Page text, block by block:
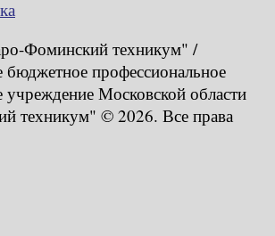
Фоминский техникум" /
бюджетное профессиональное
учреждение Московской области
техникум" © 2026. Все права